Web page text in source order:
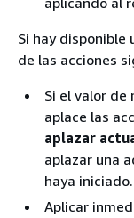
Si hay disponible
de las acciones
Si el valor
aplace las
aplazar
aplazar una
haya iniciado.
Aplicar